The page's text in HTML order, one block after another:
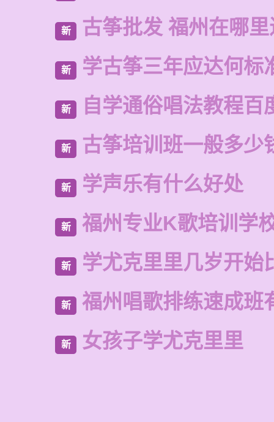
新 古筝批发 福州在哪
新 学古筝三年应达何标
新 自学通俗唱法教程百
新 古筝培训班一般多少
新 学声乐有什么好处
新 福州专业K歌培训学
新 学尤克里里几岁开始
新 福州唱歌排练速成班
新 女孩子学尤克里里